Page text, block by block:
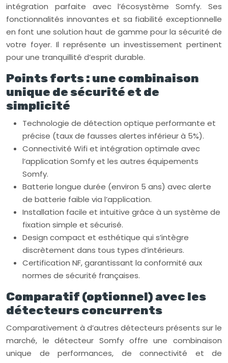
intégration parfaite avec l’écosystème Somfy. Ses
fonctionnalités innovantes et sa fiabilité exceptionnelle
en font une solution haut de gamme pour la sécurité de
votre foyer. Il représente un investissement pertinent
pour une tranquillité d’esprit durable.
Points forts : une combinaison
unique de sécurité et de
simplicité
Technologie de détection optique performante et
précise (taux de fausses alertes inférieur à 5%).
Connectivité Wifi et intégration optimale avec
l’application Somfy et les autres équipements
Somfy.
Batterie longue durée (environ 5 ans) avec alerte
de batterie faible via l’application.
Installation facile et intuitive grâce à un système de
fixation simple et sécurisé.
Design compact et esthétique qui s’intègre
discrètement dans tous types d’intérieurs.
Certification NF, garantissant la conformité aux
normes de sécurité françaises.
Comparatif (optionnel) avec les
détecteurs concurrents
Comparativement à d’autres détecteurs présents sur le
marché, le détecteur Somfy offre une combinaison
unique de performances, de connectivité et de